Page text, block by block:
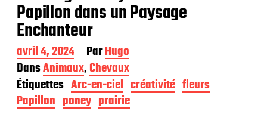
Papillon dans un Paysage
Enchanteur
D
a
t
e
d
avril 4, 2024 ParHugo
DansAnimaux,Chevaux
Étiquettes Arc-en-ciel créativité fleurs
Papillon poney prairie